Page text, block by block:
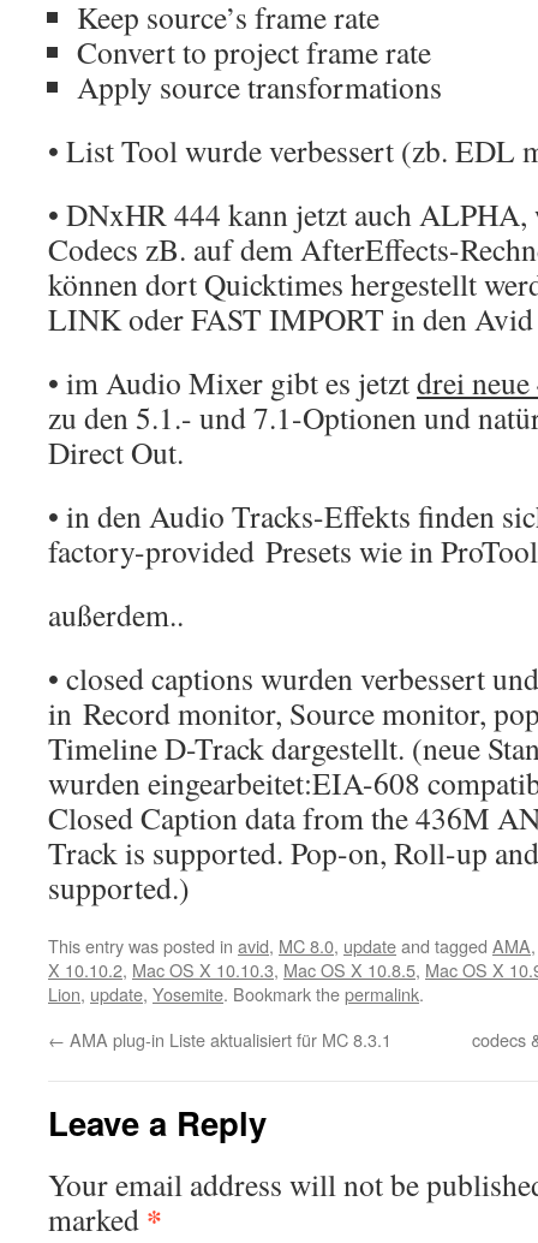
Keep source’s frame rate
Convert to project frame rate
Apply source transformations
• List Tool wurde verbessert (zb. EDL
• DNxHR 444 kann jetzt auch ALPHA,
Codecs zB. auf dem AfterEffects-
können dort Quicktimes hergestellt
LINK oder FAST IMPORT in den
• im Audio Mixer gibt es jetztdrei
zu den 5.1.- und 7.1-Optionen und
Direct Out.
• in den Audio Tracks-Effekts finden
factory-provided Presets wie in
außerdem..
• closed captions wurden verbessert
in Record monitor, Source monitor,
Timeline D-Track dargestellt. (neue
wurden eingearbeitet:EIA-608
Closed Caption data from the 436M
Track is supported. Pop-on, Roll-up
supported.)
This entry was posted in avid, MC 8.0, updateand tagged AMA
X 10.10.2, Mac OS X 10.10.3, Mac OS X 10.8.5, Mac OS X
Lion, update, Yosemite. Bookmark thepermalink.
← AMA plug-in Liste aktualisiert für MC 8.3.1 codecs
Leave a Reply
Your email address will not be
marked *